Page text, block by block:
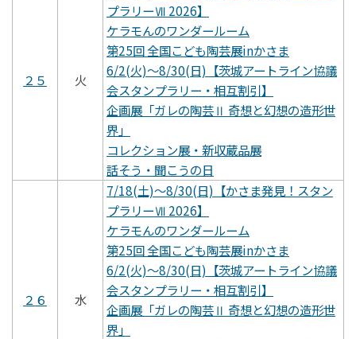
２５ 火
プラリーⅦ 2026】
ケラモんのワンダールーム
第25回 全国こども陶芸展inかさま
6/2(火)～8/30(日)【茨城アートライン協議
会スタンプラリー・相互割引】
企画展「ガレの陶芸Ⅱ 奇想と幻想の造形世
界」
コレクション展・新収蔵品展
話そう・聞こうの日
２６ 水
7/18(土)～8/30(日)【かさま発見！スタン
プラリーⅦ 2026】
ケラモんのワンダールーム
第25回 全国こども陶芸展inかさま
6/2(火)～8/30(日)【茨城アートライン協議
会スタンプラリー・相互割引】
企画展「ガレの陶芸Ⅱ 奇想と幻想の造形世
界」